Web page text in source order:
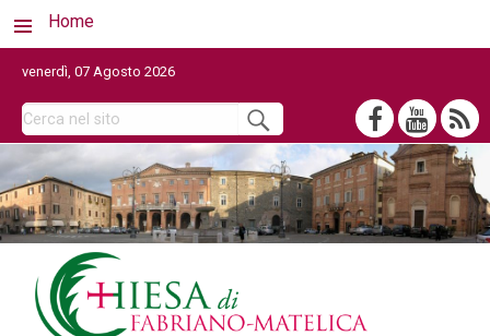
Home
venerdì, 07 Agosto 2026